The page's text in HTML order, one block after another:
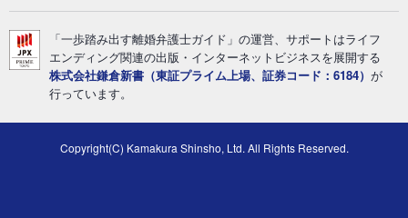
「一歩踏み出す離婚弁護士ガイド」の運営、サポートはライフ
エンディング関連の出版・インターネットビジネスを展開する
株式会社鎌倉新書（東証プライム上場、証券コード：6184） が
行っています。
Copyright(C) Kamakura Shinsho, Ltd. All Rights Reserved.